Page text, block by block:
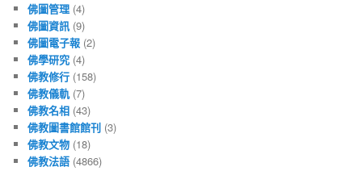
佛圖管理 (4)
佛圖資訊 (9)
佛圖電子報 (2)
佛學研究 (4)
佛教修行 (158)
佛教儀軌(7)
佛教名相 (43)
佛教圖書館館刊 (3)
佛教文物 (18)
佛教法語 (4866)